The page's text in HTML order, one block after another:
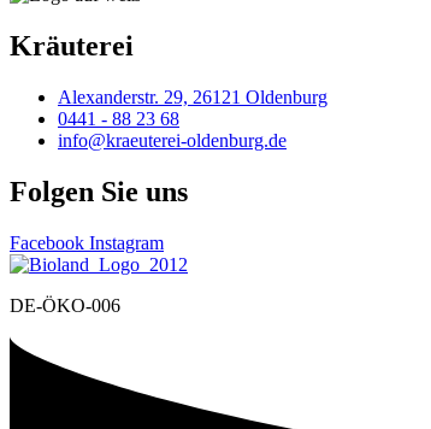
Kräuterei
Alexanderstr. 29, 26121 Oldenburg
0441 - 88 23 68
info@kraeuterei-oldenburg.de
Folgen Sie uns
Facebook Instagram
DE-ÖKO-006